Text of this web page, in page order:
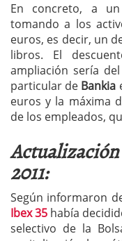
En concreto, a
tomando a los
euros, es decir, un
libros. El
ampliación sería
particular de Bankia
euros y la máxima
de los empleados,
2011:
Según informaron
Ibex 35 había
selectivo de la